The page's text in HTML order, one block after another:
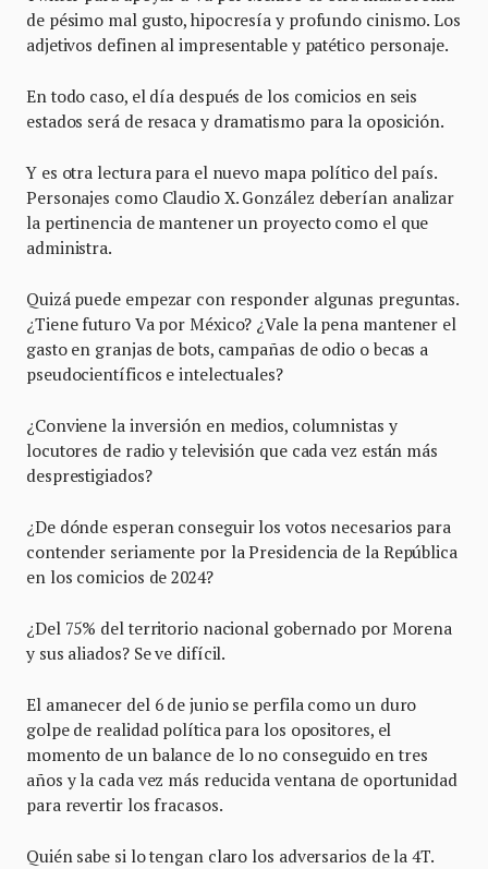
de pésimo mal gusto, hipocresía y profundo cinismo. Los
adjetivos definen al impresentable y patético personaje.
En todo caso, el día después de los comicios en seis
estados será de resaca y dramatismo para la oposición.
Y es otra lectura para el nuevo mapa político del país.
Personajes como Claudio X. González deberían analizar
la pertinencia de mantener un proyecto como el que
administra.
Quizá puede empezar con responder algunas preguntas.
¿Tiene futuro Va por México? ¿Vale la pena mantener el
gasto en granjas de bots, campañas de odio o becas a
pseudocientíficos e intelectuales?
¿Conviene la inversión en medios, columnistas y
locutores de radio y televisión que cada vez están más
desprestigiados?
¿De dónde esperan conseguir los votos necesarios para
contender seriamente por la Presidencia de la República
en los comicios de 2024?
¿Del 75% del territorio nacional gobernado por Morena
y sus aliados? Se ve difícil.
El amanecer del 6 de junio se perfila como un duro
golpe de realidad política para los opositores, el
momento de un balance de lo no conseguido en tres
años y la cada vez más reducida ventana de oportunidad
para revertir los fracasos.
Quién sabe si lo tengan claro los adversarios de la 4T.